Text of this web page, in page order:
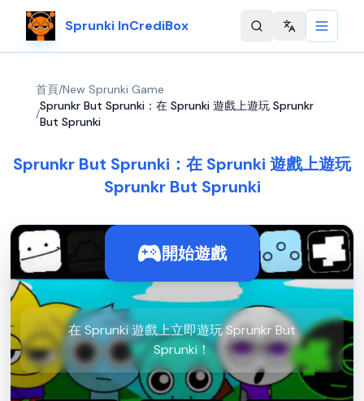
Sprunki InCrediBox Change
首頁/New Sprunki Game
/
Sprunkr But Sprunki：在 Sprunki 遊戲上遊玩 Sprunkr
But Sprunki
Sprunkr But Sprunki：在 Sprunki 遊戲上遊玩
Sprunkr But Sprunki
開始遊戲
在 Sprunki 遊戲上立即遊玩 Sprunkr But
Sprunki！